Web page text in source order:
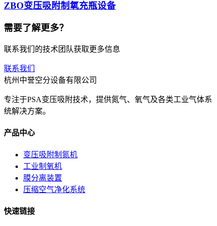
ZBO变压吸附制氧充瓶设备
需要了解更多？
联系我们的技术团队获取更多信息
联系我们
杭州中誉空分设备有限公司
专注于PSA变压吸附技术，提供氮气、氧气及各类工业气体系
统解决方案。
产品中心
变压吸附制氮机
工业制氧机
膜分离装置
压缩空气净化系统
快速链接